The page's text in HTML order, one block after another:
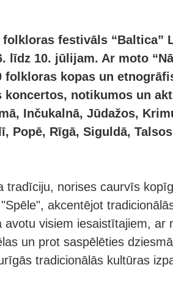
festivāls “Baltica”
līdz 10. jūlijam. Ar moto
folkloras kopas un
koncertos, notikumos un
Inčukalnā, Jūdažos,
Popē, Rīgā, Siguldā,
tradīciju, norises caurvīs
akcentējot
avotu visiem iesaistītajiem, ar
un prot saspēlēties
tradicionālās kultūras